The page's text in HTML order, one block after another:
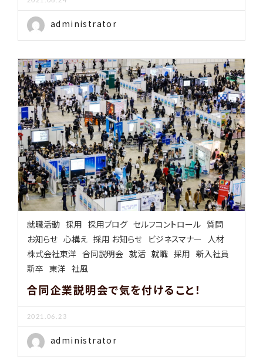
administrator
就職活動 採用 採用ブログ セルフコントロール 質問
お知らせ 心構え 採用 お知らせ ビジネスマナー
人材
株式会社東洋 合同説明会 就活 就職 採用 新入社員
新卒 東洋 社風
合同企業説明会で気を付けること！
2021.06.23
administrator